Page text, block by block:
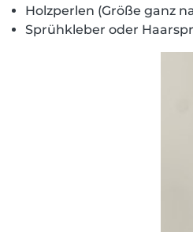
Holzperlen (Größe ganz
Sprühkleber oder